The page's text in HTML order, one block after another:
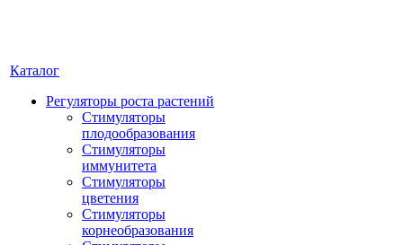
Каталог
Регуляторы роста растений
Стимуляторы
плодообразования
Стимуляторы
иммунитета
Стимуляторы
цветения
Стимуляторы
корнеобразования